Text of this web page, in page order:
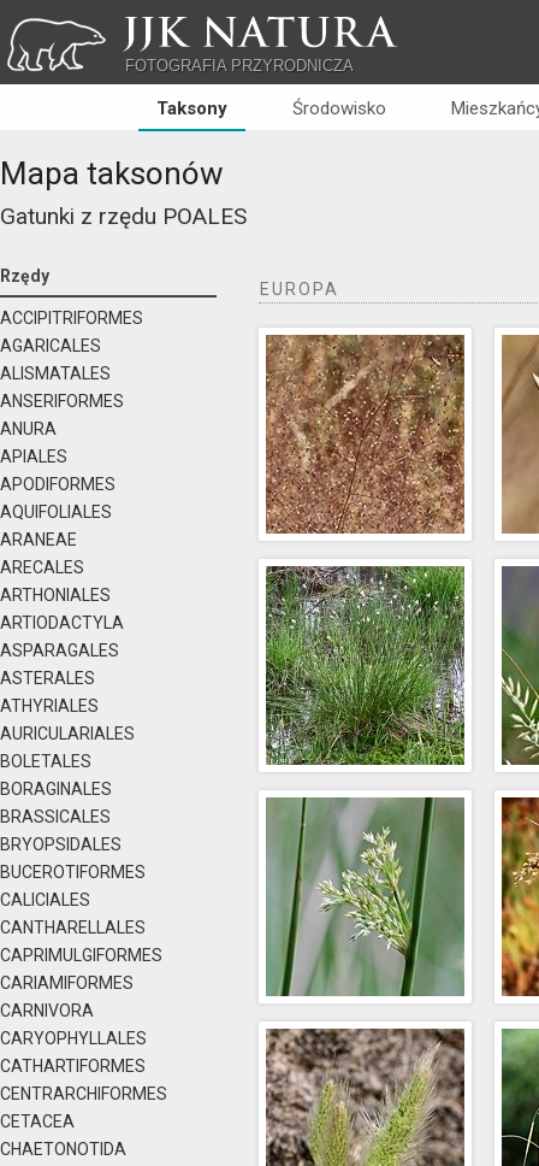
JJK NATURA
FOTOGRAFIA PRZYRODNICZA
Taksony Środowisko
Mapa taksonów
Gatunki z rzędu POALES
Rzędy
ACCIPITRIFORMES
AGARICALES
ALISMATALES
ANSERIFORMES
ANURA
APIALES
APODIFORMES
AQUIFOLIALES
ARANEAE
ARECALES
ARTHONIALES
ARTIODACTYLA
ASPARAGALES
ASTERALES
ATHYRIALES
AURICULARIALES
BOLETALES
BORAGINALES
BRASSICALES
BRYOPSIDALES
BUCEROTIFORMES
CALICIALES
CANTHARELLALES
CAPRIMULGIFORMES
CARIAMIFORMES
CARNIVORA
CARYOPHYLLALES
CATHARTIFORMES
CENTRARCHIFORMES
CETACEA
CHAETONOTIDA
EUROPA